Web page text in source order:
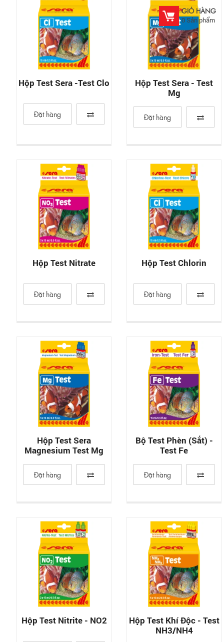
GIỎ HÀNG
0Sản phẩm
Hộp Test Sera -Test Clo
Đặt hàng
Hộp Test Sera - Test
Mg
Đặt hàng
Hộp Test Nitrate
Đặt hàng
Hộp Test Chlorin
Đặt hàng
Hộp Test Sera
Magnesium Test Mg
Đặt hàng
Bộ Test Phèn (Sắt) -
Test Fe
Đặt hàng
Hộp Test Nitrite - NO2
Hộp Test Khí Độc - Test
NH3/NH4